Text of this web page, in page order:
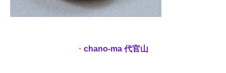
・ chano-ma 代官山